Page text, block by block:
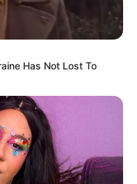
a
és Tiborcz
Has Not Lost To